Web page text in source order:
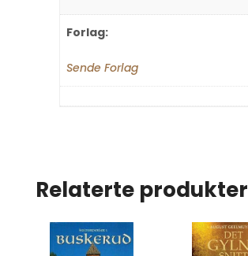
Forlag:
Sende Forlag
Relaterte produkter